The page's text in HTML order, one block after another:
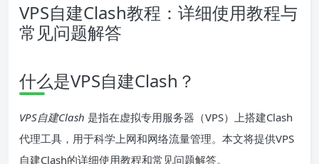
VPS自建Clash教程：详细使用教程与
常见问题解答
什么是VPS自建Clash？
VPS自建Clash 是指在虚拟专用服务器（VPS）上搭建Clash
代理工具，用于科学上网和网络流量管理。本文将提供VPS
自建Clash的详细使用教程和常见问题解答。